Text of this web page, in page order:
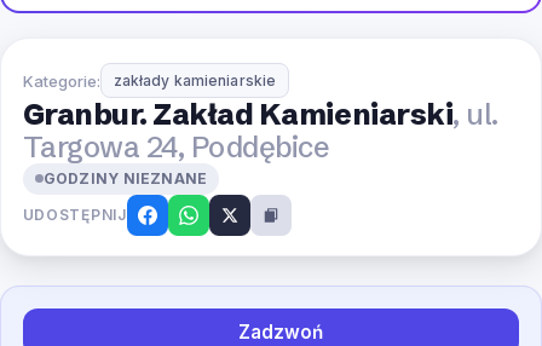
Kategorie: zakłady kamieniarskie
Granbur. Zakład Kamieniarski, ul.
Targowa 24, Poddębice
GODZINY NIEZNANE
UDOSTĘPNIJ
Zadzwoń